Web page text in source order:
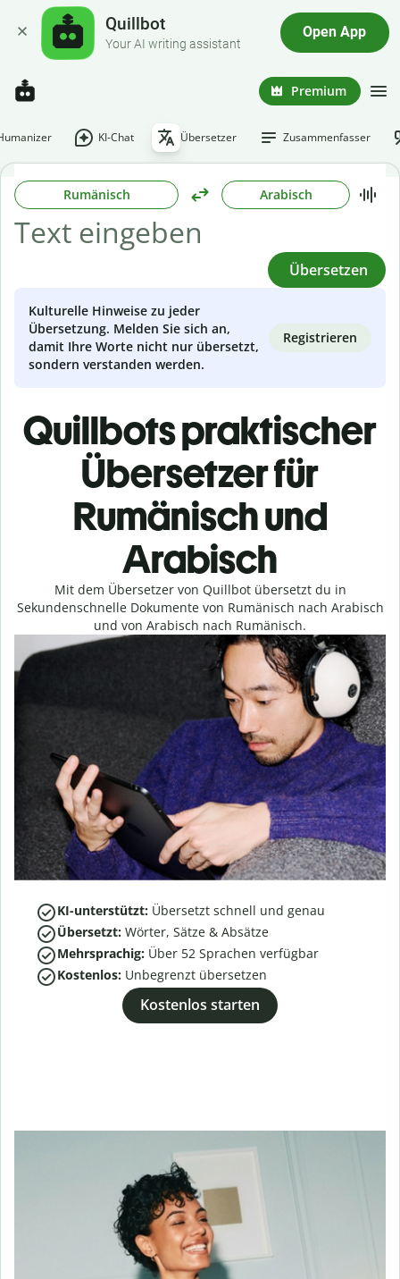
Quillbot
Your AI writing assistant
Open App
Premium
KI-Chat Übersetzer Zusammenfasser
Rumänisch Arabisch
Übersetzen
Kulturelle Hinweise zu jeder
Übersetzung. Melden Sie sich an,
damit Ihre Worte nicht nur übersetzt,
sondern verstanden werden.
Registrieren
Quillbots praktischer
Übersetzer für
Rumänisch und
Arabisch
Mit dem Übersetzer von Quillbot übersetzt du in
Sekundenschnelle Dokumente von Rumänisch nach Arabisch
und von Arabisch nach Rumänisch.
KI-unterstützt: Übersetzt schnell und genau
Übersetzt: Wörter, Sätze & Absätze
Mehrsprachig: Über 52 Sprachen verfügbar
Kostenlos: Unbegrenzt übersetzen
Kostenlos starten